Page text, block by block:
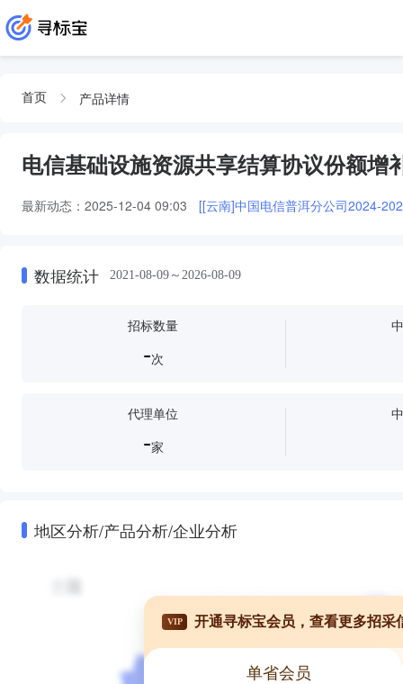
首页 产品详情
电信基础设施资源共享结算协议份额增
最新动态： 2025-12-04 09:03 [[云南]中国电信普洱分公司2024-
数据统计 2021-08-09～2026-08-09
招标数量
-次
代理单位
-家
地区分析/产品分析/企业分析
VIP 开通寻标宝会员，查看更多招采
单省会员